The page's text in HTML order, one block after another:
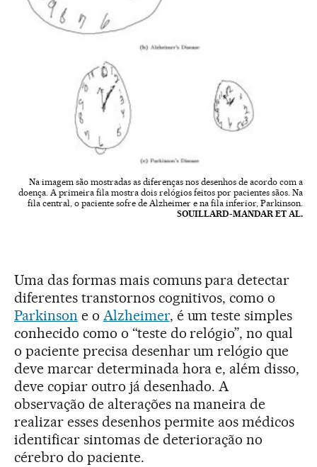
Na imagem são mostradas as diferenças nos desenhos de acordo com a
doença. A primeira fila mostra dois relógios feitos por pacientes sãos. Na
fila central, o paciente sofre de Alzheimer e na fila inferior, Parkinson.
SOUILLARD-MANDAR ET AL.
Uma das formas mais comuns para detectar
diferentes transtornos cognitivos, como o
Parkinson e o Alzheimer, é um teste simples
conhecido como o “teste do relógio”, no qual
o paciente precisa desenhar um relógio que
deve marcar determinada hora e, além disso,
deve copiar outro já desenhado. A
observação de alterações na maneira de
realizar esses desenhos permite aos médicos
identificar sintomas de deterioração no
cérebro do paciente.